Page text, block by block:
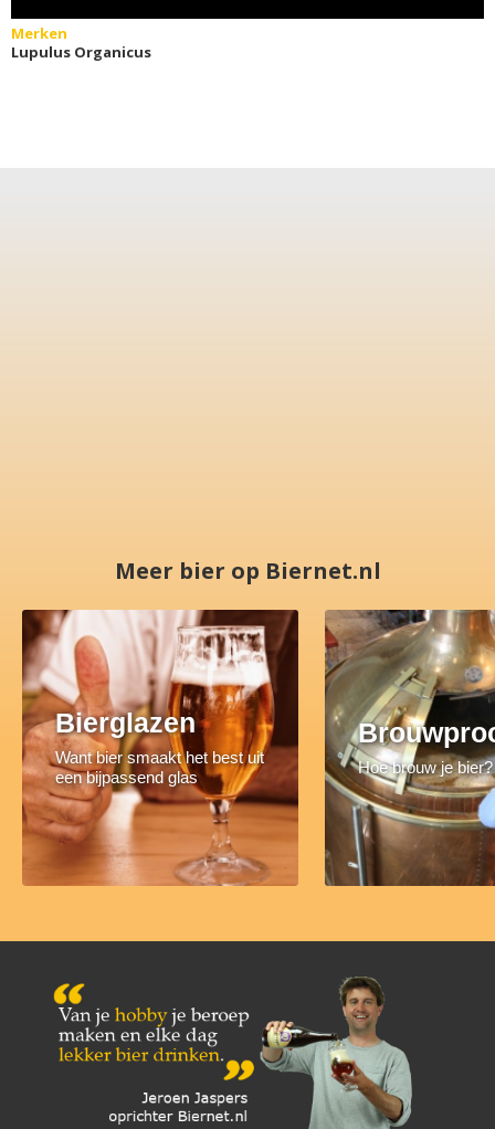
Merken
Lupulus Organicus
Meer bier op Biernet.nl
Bierglazen
Want bier smaakt het best uit
een bijpassend glas
Hoe brouw je bier?